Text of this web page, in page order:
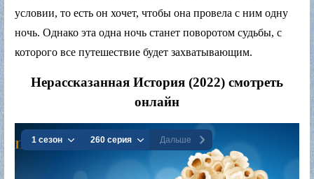
условии, то есть он хочет, чтобы она провела с ним одну
ночь. Однако эта одна ночь станет поворотом судьбы, с
которого все путешествие будет захватывающим.
Нерассказанная История (2022) смотреть
онлайн